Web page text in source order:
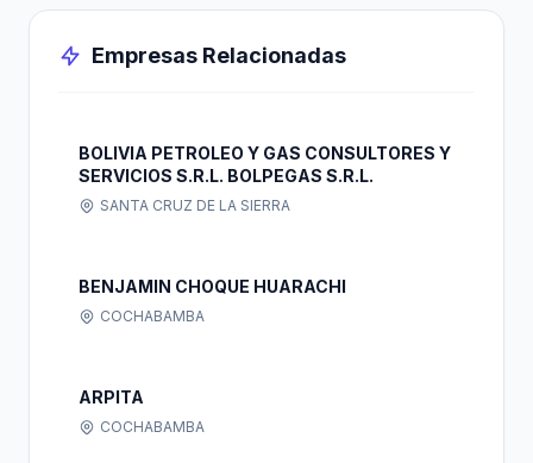
Empresas Relacionadas
BOLIVIA PETROLEO Y GAS CONSULTORES Y
SERVICIOS S.R.L. BOLPEGAS S.R.L.
SANTA CRUZ DE LA SIERRA
BENJAMIN CHOQUE HUARACHI
COCHABAMBA
ARPITA
COCHABAMBA